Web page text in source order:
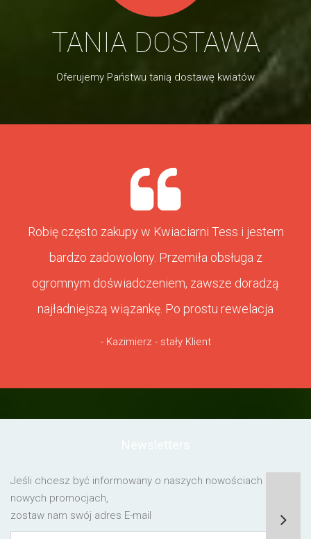
TANIA DOSTAWA
Oferujemy Państwu tanią dostawę kwiatów
Robię często zakupy w Kwiaciarni Tess i jestem
bardzo zadowolony. Przemiła obsługa z
ogromnym doświadczeniem, zawsze doradzą
najładniejszą wiązankę. Po prostu rewelacja
- Kazimierz - stały Klient
Jeśli chcesz być informowany o naszych nowościach lub o
nowych promocjach,
zostaw nam swój adres E-mail